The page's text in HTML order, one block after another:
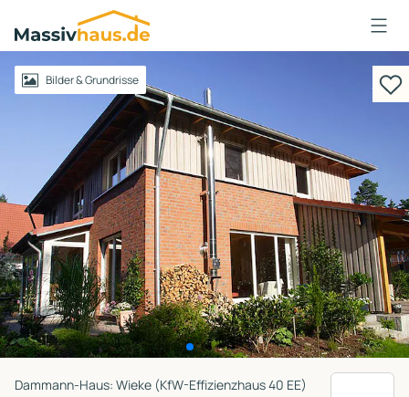
Massivhaus
Logo
AnmeldenBilder & Grundrisse
Dammann-Haus: Wieke (KfW-Effizienzhaus 40 EE)